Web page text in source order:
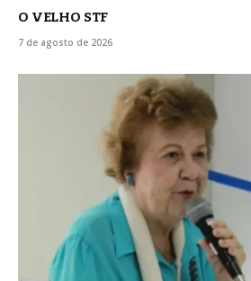
O VELHO STF
7 de agosto de 2026